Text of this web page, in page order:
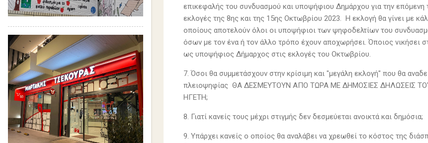
επικεφαλής του συνδυασμού και υποψήφιου Δημάρχου για την επόμενη
εκλογές της 8ης και της 15ης Οκτωβρίου 2023. Η εκλογή θα γίνει με
οποίους αποτελούν όλοι οι υποψήφιοι των ψηφοδελτίων του
όσων με τον ένα ή τον άλλο τρόπο έχουν αποχωρήσει. Όποιος νικήσει
ως υποψήφιος Δήμαρχος στις εκλογές του Οκτωβρίου.
7. Όσοι θα συμμετάσχουν στην κρίσιμη και "μεγάλη εκλογή" που θα
πλειοψηφίας ΘΑ ΔΕΣΜΕΥΤΟΥΝ ΑΠΟ ΤΩΡΑ ΜΕ ΔΗΜΟΣΙΕΣ ΔΗΛΩΣΕΙΣ
ΗΓΕΤΗ;
8. Γιατί κανείς τους μέχρι στιγμής δεν δεσμεύεται ανοικτά και δημόσια;
9. Υπάρχει κανείς ο οποίος θα αναλάβει να χρεωθεί το κόστος της